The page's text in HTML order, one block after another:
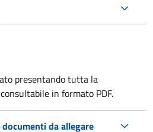
presentando tutta la
in formato PDF.
da allegare